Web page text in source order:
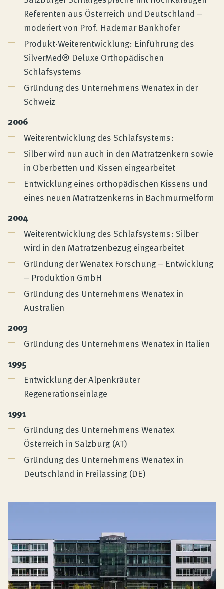
Referenten aus Österreich und Deutschland –
moderiert von Prof. Hademar Bankhofer
Produkt-Weiterentwicklung: Einführung des
SilverMed® Deluxe Orthopädischen
Schlafsystems
Gründung des Unternehmens Wenatex in der
Schweiz
2006
Weiterentwicklung des Schlafsystems:
Silber wird nun auch in den Matratzenkern sowie
in Oberbetten und Kissen eingearbeitet
Entwicklung eines orthopädischen Kissens und
eines neuen Matratzenkerns in Bachmurmelform
2004
Weiterentwicklung des Schlafsystems: Silber
wird in den Matratzenbezug eingearbeitet
Gründung der Wenatex Forschung – Entwicklung
– Produktion GmbH
Gründung des Unternehmens Wenatex in
Australien
2003
Gründung des Unternehmens Wenatex in Italien
1995
Entwicklung der Alpenkräuter
Regenerationseinlage
1991
Gründung des Unternehmens Wenatex
Österreich in Salzburg (AT)
Gründung des Unternehmens Wenatex in
Deutschland in Freilassing (DE)